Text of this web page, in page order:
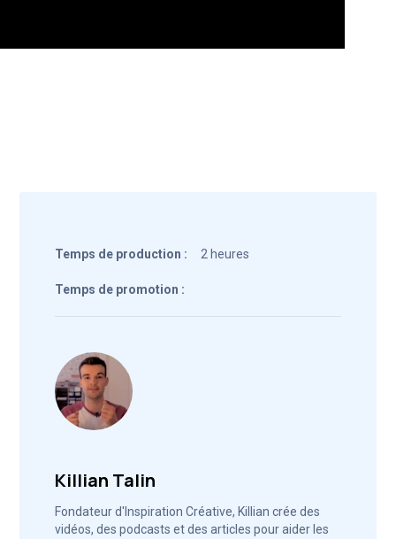
Temps de production : 2 heures
Temps de promotion :
Killian Talin
Fondateur d'Inspiration Créative, Killian crée des
vidéos, des podcasts et des articles pour aider les